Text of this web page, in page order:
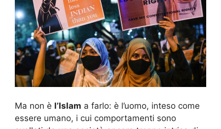
Ma non è l’Islam a farlo: è l’uomo, inteso come
essere umano, i cui comportamenti sono